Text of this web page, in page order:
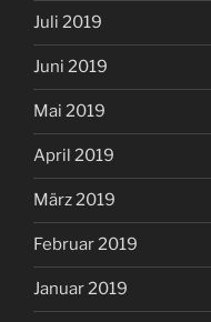
Juli 2019
Juni 2019
Mai 2019
April 2019
März 2019
Februar 2019
Januar 2019